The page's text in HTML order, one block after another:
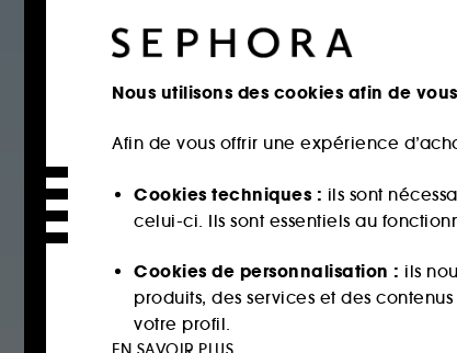
Nous utilisons des cookies afin de
Afin de vous offrir une expérience
Cookies techniques : ils sont
celui-ci. Ils sont essentiels au
Cookies de personnalisation : ils
produits, des services et des
votre profil.